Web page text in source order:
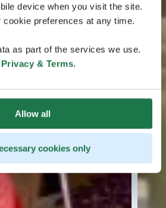
device when you visit the site.
cookie preferences at any time.
as part of the services we use.
& Terms.
Allow all
cookies only